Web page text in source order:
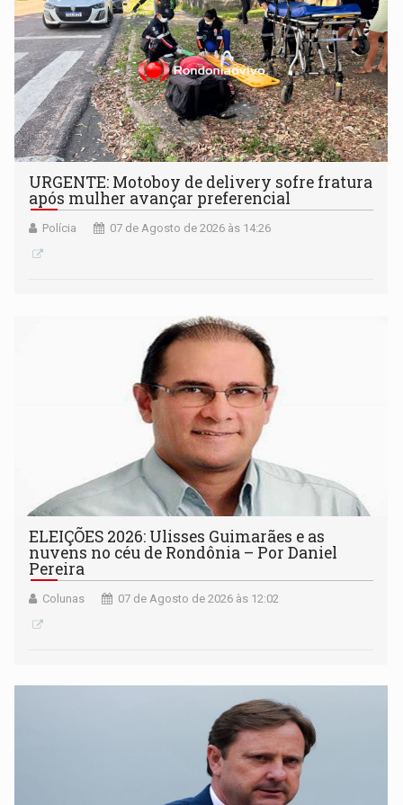
URGENTE: Motoboy de delivery sofre fratura
após mulher avançar preferencial
Polícia 07 de Agosto de 2026 às 14:26
ELEIÇÕES 2026: Ulisses Guimarães e as
nuvens no céu de Rondônia – Por Daniel
Pereira
Colunas 07 de Agosto de 2026 às 12:02